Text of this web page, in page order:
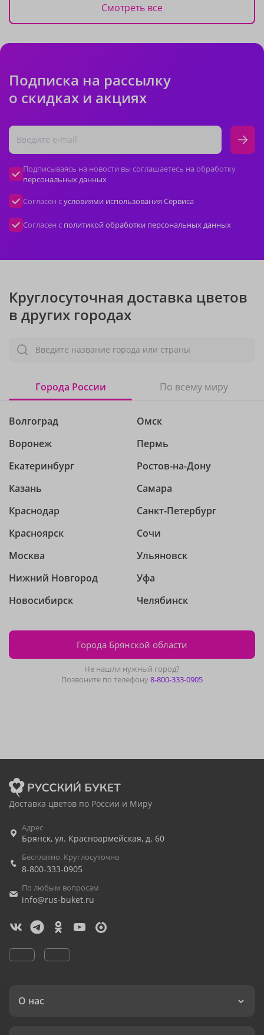
Смотреть все
Подписка на рассылку
о скидках и акциях
Подписываясь на новости вы соглашаетесь на обработку
персональных данных
Согласен сусловиями использования Сервиса
Согласен с политикой обработки персональных данных
Круглосуточная доставка цветов
в других городах
Введите название города или страны
Города России По всему миру
Волгоград
Воронеж
Екатеринбург
Казань
Краснодар
Красноярск
Москва
Нижний Новгород
Новосибирск
Омск
Пермь
Ростов-на-Дону
Самара
Санкт-Петербург
Сочи
Ульяновск
Уфа
Челябинск
Города Брянской области
Не нашли нужный город?
Позвоните по телефону8-800-333-0905
Доставка цветов по России и Миру
Адрес
Брянск, ул. Красноармейская, д. 60
Бесплатно. Круглосуточно
8-800-333-0905
По любым вопросам
info@rus-buket.ru
О нас